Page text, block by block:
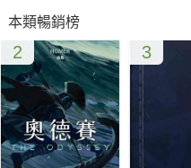
本類暢銷榜
2 3